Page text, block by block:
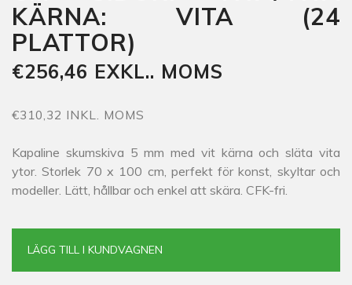
KÄRNA: VITA (24
PLATTOR)
€256,46 EXKL.. MOMS
€310,32 INKL. MOMS
Kapaline skumskiva 5 mm med vit kärna och släta vita
ytor. Storlek 70 x 100 cm, perfekt för konst, skyltar och
modeller. Lätt, hållbar och enkel att skära. CFK-fri.
LÄGG TILL I KUNDVAGNEN